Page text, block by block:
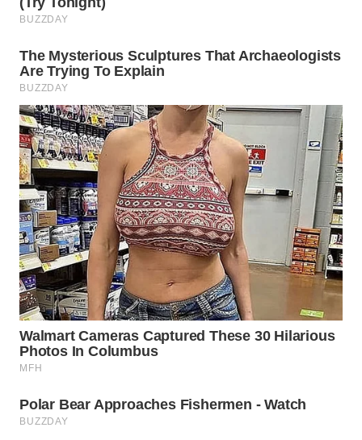
WAHANA
WAHANA
TANI
WAHANA
ADVOKAT
WAHANA
INFRASTRUKTUR
WAHANA
KONSUMEN
WAHANA
LISTRIK
WAHANA